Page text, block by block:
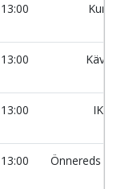
13:00
13:00
13:00 IK
13:00 Önnereds